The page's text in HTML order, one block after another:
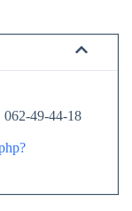
062-49-44-18